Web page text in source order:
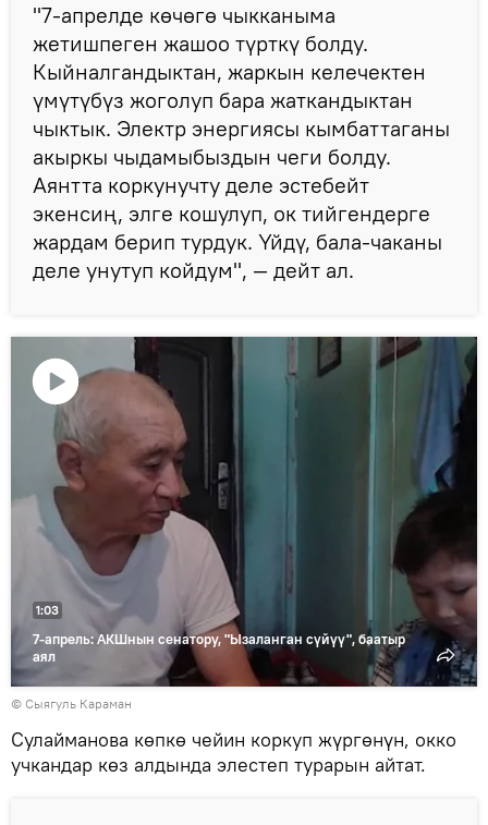
"7-апрелде көчөгө чыкканыма
жетишпеген жашоо түрткү болду.
Кыйналгандыктан, жаркын келечектен
үмүтүбүз жоголуп бара жаткандыктан
чыктык. Электр энергиясы кымбаттаганы
акыркы чыдамыбыздын чеги болду.
Аянтта коркунучту деле эстебейт
экенсиң, элге кошулуп, ок тийгендерге
жардам берип турдук. Үйдү, бала-чаканы
деле унутуп койдум", — дейт ал.
көрсөтүү
7-апрель: АКШнын сенатору, "Ызаланган сүйүү", баатыр
аял
1:03
© Сыягуль Караман
Сулайманова көпкө чейин коркуп жүргөнүн, окко
учкандар көз алдында элестеп турарын айтат.